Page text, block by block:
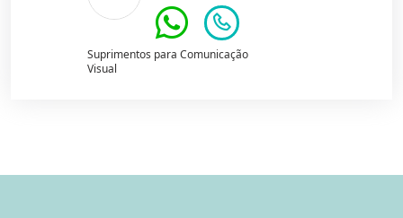
Suprimentos para Comunicação
Visual